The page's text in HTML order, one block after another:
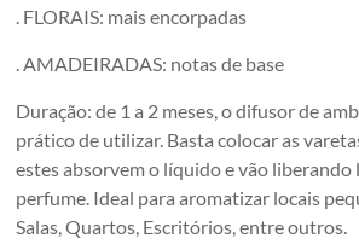
. FLORAIS: mais encorpadas
. AMADEIRADAS: notas de base
Duração: de 1 a 2 meses, o difusor de
prático de utilizar. Basta colocar as
estes absorvem o líquido e vão
perfume. Ideal para aromatizar locais
Salas, Quartos, Escritórios, entre outros.